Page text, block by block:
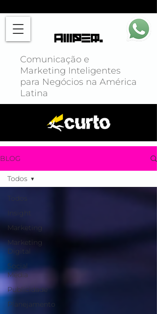
Comunicação e
Marketing Inteligentes
para Negócios na América
Latina
BLOG
Todos
Marketing
Marketing
Digital
Social
Media
Publicidade
Planejamento
Todos